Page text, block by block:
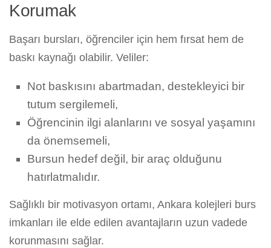
Korumak
Başarı bursları, öğrenciler için hem fırsat hem de
baskı kaynağı olabilir. Veliler:
Not baskısını abartmadan, destekleyici bir
tutum sergilemeli,
Öğrencinin ilgi alanlarını ve sosyal yaşamını
da önemsemeli,
Bursun hedef değil, bir araç olduğunu
hatırlatmalıdır.
Sağlıklı bir motivasyon ortamı, Ankara kolejleri burs
imkanları ile elde edilen avantajların uzun vadede
korunmasını sağlar.